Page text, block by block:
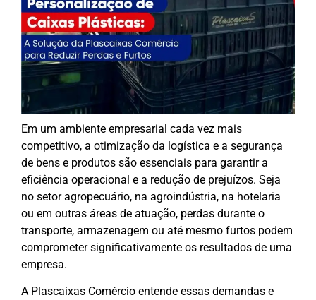
Em um ambiente empresarial cada vez mais
competitivo, a otimização da logística e a segurança
de bens e produtos são essenciais para garantir a
eficiência operacional e a redução de prejuízos. Seja
no setor agropecuário, na agroindústria, na hotelaria
ou em outras áreas de atuação, perdas durante o
transporte, armazenagem ou até mesmo furtos podem
comprometer significativamente os resultados de uma
empresa.
A Plascaixas Comércio entende essas demandas e